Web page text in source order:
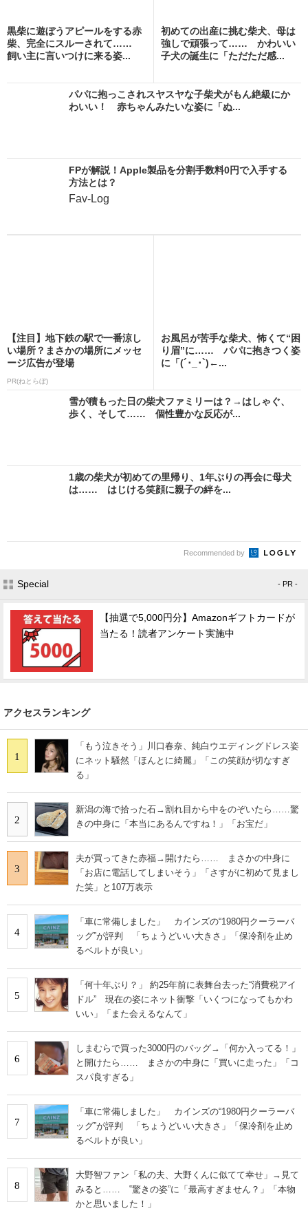
黒柴に遊ぼうアピールをする赤
柴、完全にスルーされて……
飼い主に言いつけに来る姿...
初めての出産に挑む柴犬、母は
強しで頑張って…… かわいい
子犬の誕生に「ただただ感...
パパに抱っこされスヤスヤな子柴犬がもん絶級にか
わいい！ 赤ちゃんみたいな姿に「ぬ...
FPが解説！Apple製品を分割手数料0円で入手する
方法とは？
Fav-Log
【注目】地下鉄の駅で一番涼し
い場所？まさかの場所にメッセ
ージ広告が登場
PR(ねとらぼ)
お風呂が苦手な柴犬、怖くて“困
り眉”に…… パパに抱きつく姿
に「(´･_･`)←...
雪が積もった日の柴犬ファミリーは？→はしゃぐ、
歩く、そして…… 個性豊かな反応が...
1歳の柴犬が初めての里帰り、1年ぶりの再会に母犬
は…… はじける笑顔に親子の絆を...
Recommended by
Special - PR -
【抽選で5,000円分】Amazonギフトカードが
当たる！読者アンケート実施中
アクセスランキング
1
「もう泣きそう」川口春奈、純白ウエディングドレス姿
にネット騒然「ほんとに綺麗」「この笑顔が切なすぎ
る」
2
新潟の海で拾った石→割れ目から中をのぞいたら……驚
きの中身に「本当にあるんですね！」「お宝だ」
3
夫が買ってきた赤福→開けたら…… まさかの中身に
「お店に電話してしまいそう」「さすがに初めて見まし
た笑」と107万表示
4
「車に常備しました」 カインズの“1980円クーラーバ
ッグ”が評判 「ちょうどいい大きさ」「保冷剤を止め
るベルトが良い」
5
「何十年ぶり？」 約25年前に表舞台去った“消費税アイ
ドル” 現在の姿にネット衝撃「いくつになってもかわ
いい」「また会えるなんて」
6
しまむらで買った3000円のバッグ→「何か入ってる！」
と開けたら…… まさかの中身に「買いに走った」「コ
スパ良すぎる」
7
「車に常備しました」 カインズの“1980円クーラーバ
ッグ”が評判 「ちょうどいい大きさ」「保冷剤を止め
るベルトが良い」
8
大野智ファン「私の夫、大野くんに似てて幸せ」→見て
みると…… ‟驚きの姿”に「最高すぎません？」「本物
かと思いました！」